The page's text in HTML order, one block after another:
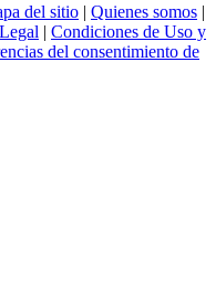
del sitio | Quienes somos |
| Condiciones de Uso y
del consentimiento de